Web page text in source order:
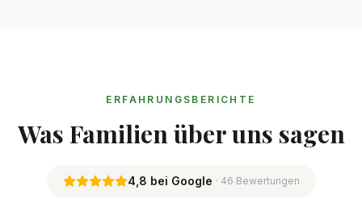
ERFAHRUNGSBERICHTE
Was Familien über uns sagen
4,8 bei Google · 46 Bewertungen